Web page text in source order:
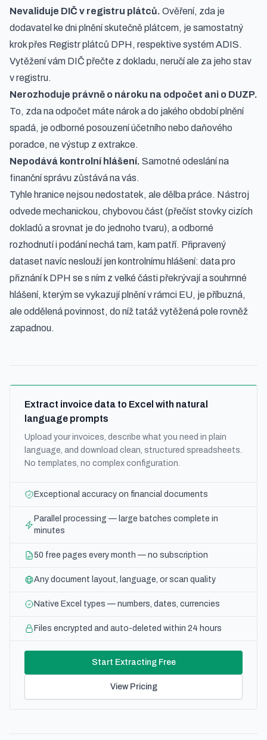
Nevaliduje DIČ v registru plátců. Ověření, zda je
dodavatel ke dni plnění skutečně plátcem, je samostatný
krok přes Registr plátců DPH, respektive systém ADIS.
Vytěžení vám DIČ přečte z dokladu, neručí ale za jeho stav
v registru.
Nerozhoduje právně o nároku na odpočet ani o DUZP.
To, zda na odpočet máte nárok a do jakého období plnění
spadá, je odborné posouzení účetního nebo daňového
poradce, ne výstup z extrakce.
Nepodává kontrolní hlášení. Samotné odeslání na
finanční správu zůstává na vás.
Tyhle hranice nejsou nedostatek, ale dělba práce. Nástroj
odvede mechanickou, chybovou část (přečíst stovky cizích
dokladů a srovnat je do jednoho tvaru), a odborné
rozhodnutí i podání nechá tam, kam patří. Připravený
dataset navíc neslouží jen kontrolnímu hlášení: data pro
přiznání k DPH se s ním z velké části překrývají a souhrnné
hlášení, kterým se vykazují plnění v rámci EU, je příbuzná,
ale oddělená povinnost, do níž tatáž vytěžená pole rovněž
zapadnou.
Extract invoice data to Excel with natural
language prompts
Upload your invoices, describe what you need in plain
language, and download clean, structured spreadsheets.
No templates, no complex configuration.
Exceptional accuracy on financial documents
Parallel processing — large batches complete in
minutes
50 free pages every month — no subscription
Any document layout, language, or scan quality
Native Excel types — numbers, dates, currencies
Files encrypted and auto-deleted within 24 hours
Start Extracting Free
View Pricing